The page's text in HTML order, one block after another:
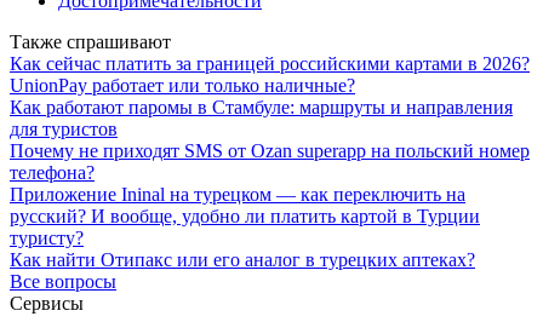
Также спрашивают
Как сейчас платить за границей российскими картами в 2026?
UnionPay работает или только наличные?
Как работают паромы в Стамбуле: маршруты и направления
для туристов
Почему не приходят SMS от Ozan superapp на польский номер
телефона?
Приложение Ininal на турецком — как переключить на
русский? И вообще, удобно ли платить картой в Турции
туристу?
Как найти Отипакс или его аналог в турецких аптеках?
Все вопросы
Сервисы